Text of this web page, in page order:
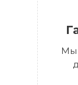
Мы